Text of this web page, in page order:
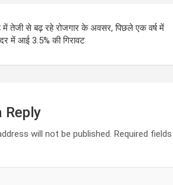
g
er
a
में तेजी से बढ़ रहे रोजगार के अवसर, पिछले एक वर्ष में
दर में आई 3.5% की गिरावट
Reply
will not be published. Required